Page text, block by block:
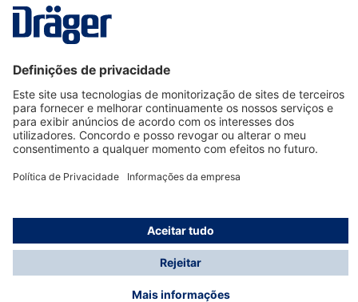
Serviço de Apoio ao Cliente Dräger
Utilização da loja
Informações
© Dräger Portugal, Lda, 2024
* Todos os preços excl. IVA mais
possíveis taxas de entrega, se não for indicado o